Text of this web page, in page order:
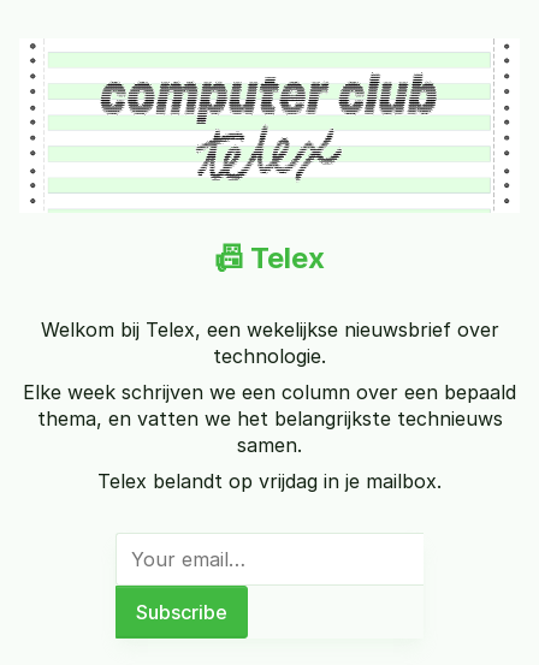
📠 Telex
Welkom bij Telex, een wekelijkse nieuwsbrief over
technologie.
Elke week schrijven we een column over een bepaald
thema, en vatten we het belangrijkste technieuws
samen.
Telex belandt op vrijdag in je mailbox.